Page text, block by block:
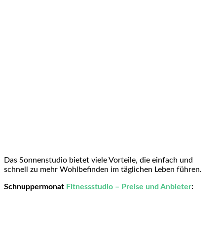
Das Sonnenstudio bietet viele Vorteile, die einfach und
schnell zu mehr Wohlbefinden im täglichen Leben führen.
Schnuppermonat Fitnessstudio – Preise und Anbieter: